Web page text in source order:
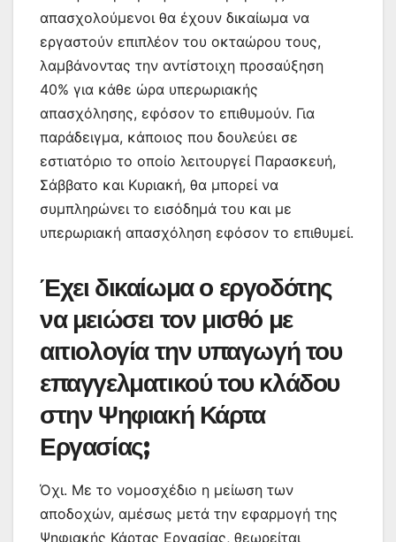
απασχολούμενοι θα έχουν δικαίωμα να
εργαστούν επιπλέον του οκταώρου τους,
λαμβάνοντας την αντίστοιχη προσαύξηση
40% για κάθε ώρα υπερωριακής
απασχόλησης, εφόσον το επιθυμούν. Για
παράδειγμα, κάποιος που δουλεύει σε
εστιατόριο το οποίο λειτουργεί Παρασκευή,
Σάββατο και Κυριακή, θα μπορεί να
συμπληρώνει το εισόδημά του και με
υπερωριακή απασχόληση εφόσον το επιθυμεί.
Έχει δικαίωμα ο εργοδότης
να μειώσει τον μισθό με
αιτιολογία την υπαγωγή του
επαγγελματικού του κλάδου
στην Ψηφιακή Κάρτα
Εργασίας;
Όχι. Με το νομοσχέδιο η μείωση των
αποδοχών, αμέσως μετά την εφαρμογή της
Ψηφιακής Κάρτας Εργασίας, θεωρείται